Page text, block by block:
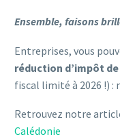
Ensemble, faisons
Entreprises, vous
réduction d’impôt
fiscal limité à 2026 !) :
Retrouvez notre
Calédonie